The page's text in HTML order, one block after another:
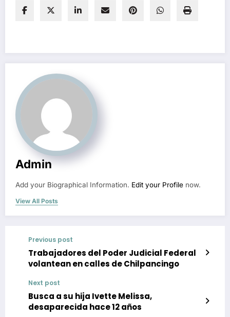
Admin
Add your Biographical Information. Edit your Profile now.
View All Posts
Previous post
Trabajadores del Poder Judicial Federal
volantean en calles de Chilpancingo
Next post
Busca a su hija Ivette Melissa,
desaparecida hace 12 años